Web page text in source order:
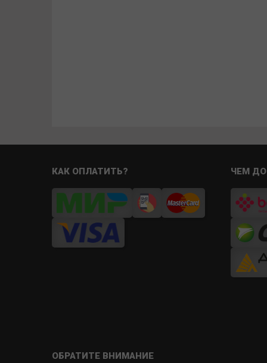
КАК ОПЛАТИТЬ? ЧЕМ
ОБРАТИТЕ ВНИМАНИЕ